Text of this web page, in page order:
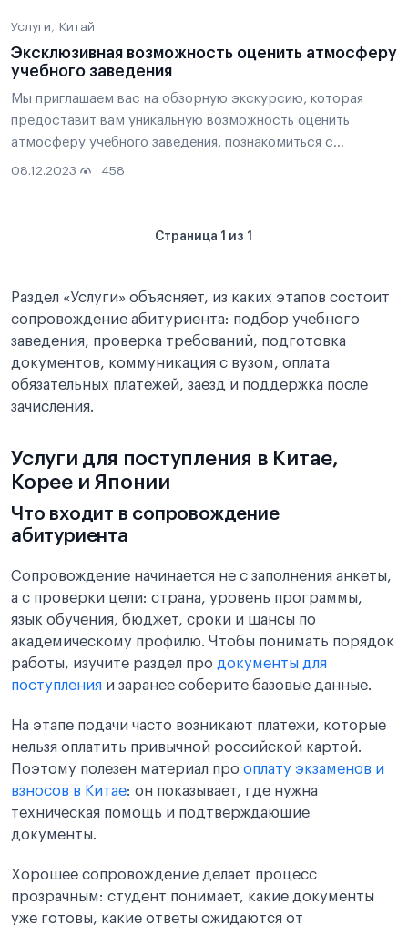
Услуги Китай
Эксклюзивная возможность оценить атмосферу
учебного заведения
Мы приглашаем вас на обзорную экскурсию, которая
предоставит вам уникальную возможность оценить
атмосферу учебного заведения, познакомиться с
процессом обучения и получить ответы на ваши вопросы
08.12.2023 458
Страница 1 из 1
Раздел «Услуги» объясняет, из каких этапов состоит
сопровождение абитуриента: подбор учебного
заведения, проверка требований, подготовка
документов, коммуникация с вузом, оплата
обязательных платежей, заезд и поддержка после
зачисления.
Услуги для поступления в Китае,
Корее и Японии
Что входит в сопровождение
абитуриента
Сопровождение начинается не с заполнения анкеты,
а с проверки цели: страна, уровень программы,
язык обучения, бюджет, сроки и шансы по
академическому профилю. Чтобы понимать порядок
работы, изучите раздел про документы для
поступления и заранее соберите базовые данные.
На этапе подачи часто возникают платежи, которые
нельзя оплатить привычной российской картой.
Поэтому полезен материал про оплату экзаменов и
взносов в Китае: он показывает, где нужна
техническая помощь и подтверждающие
документы.
Хорошее сопровождение делает процесс
прозрачным: студент понимает, какие документы
уже готовы, какие ответы ожидаются от